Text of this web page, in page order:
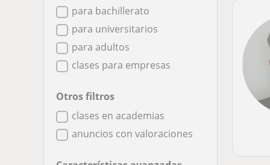
para bachillerato
para universitarios
para adultos
clases para empresas
Otros filtros
clases en academias
anuncios con valoraciones